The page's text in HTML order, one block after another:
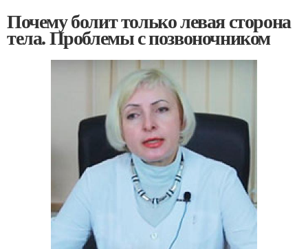
Почему болит только левая сторона
тела. Проблемы с позвоночником